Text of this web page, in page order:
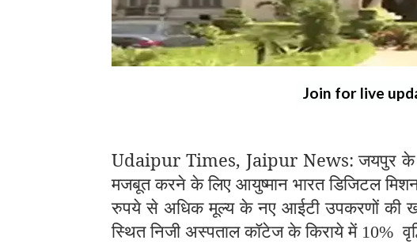
Join for live
Udaipur Times, Jaipur News: जयपुर के
मजबूत करने के लिए आयुष्मान भारत डिजिटल
रुपये से अधिक मूल्य के नए आईटी उपकरणों की
स्थित निजी अस्पताल कॉटेज के किराये में 10%